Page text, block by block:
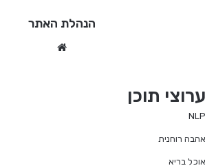
הנהלת האתר
ערוצי תוכן
NLP
אהבה רוחנית
אוכל בריא